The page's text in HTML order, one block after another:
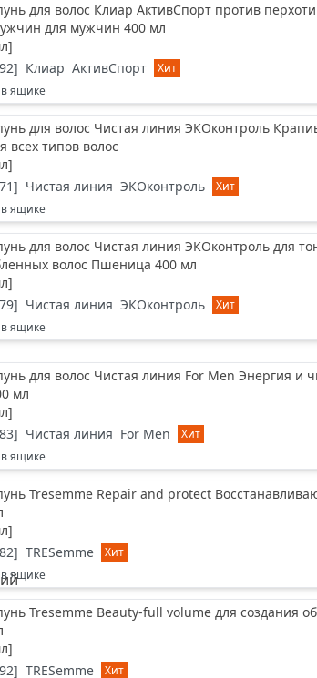
для волос Клиар АктивСпорт против перхоти
для мужчин 400 мл
]
] Клиар АктивСпорт
Хит
ящике
для волос Чистая линия ЭКОконтроль
всех типов волос
]
] Чистая линия ЭКОконтроль
Хит
ящике
для волос Чистая линия ЭКОконтроль для
волос Пшеница 400 мл
]
] Чистая линия ЭКОконтроль
Хит
ящике
для волос Чистая линия For Men Энергия и
мл
]
] Чистая линия For Men
Хит
ящике
Tresemme Repair and protect
]
] TRESemme
Хит
ящике
Tresemme Beauty-full volume для создания
]
] TRESemme
Хит